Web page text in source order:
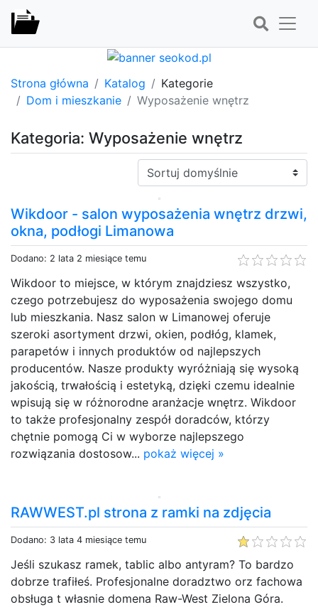
Strona główna Katalog
Kategorie
Dom i mieszkanie
Wyposażenie wnętrz
Kategoria: Wyposażenie wnętrz
Sortuj:
Wikdoor - salon wyposażenia wnętrz drzwi,
okna, podłogi Limanowa
Dodano: 2 lata 2 miesiące temu
Wikdoor to miejsce, w którym znajdziesz wszystko,
czego potrzebujesz do wyposażenia swojego domu
lub mieszkania. Nasz salon w Limanowej oferuje
szeroki asortyment drzwi, okien, podłóg, klamek,
parapetów i innych produktów od najlepszych
producentów. Nasze produkty wyróżniają się wysoką
jakością, trwałością i estetyką, dzięki czemu idealnie
wpisują się w różnorodne aranżacje wnętrz. Wikdoor
to także profesjonalny zespół doradców, którzy
chętnie pomogą Ci w wyborze najlepszego
rozwiązania dostosow... pokaż więcej »
RAWWEST.pl strona z ramki na zdjęcia
Dodano: 3 lata 4 miesiące temu
Jeśli szukasz ramek, tablic albo antyram? To bardzo
dobrze trafiłeś. Profesjonalne doradztwo orz fachowa
obsługa t własnie domena Raw-West Zielona Góra.